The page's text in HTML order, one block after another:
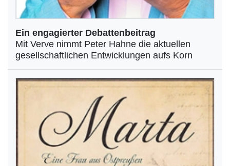
Ein engagierter Debattenbeitrag
Mit Verve nimmt Peter Hahne die aktuellen
gesellschaftlichen Entwicklungen aufs Korn